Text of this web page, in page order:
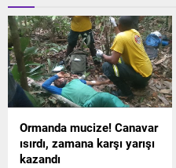
Ormanda mucize! Canavar
ısırdı, zamana karşı yarışı
kazandı